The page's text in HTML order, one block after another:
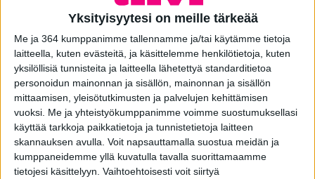
Yksityisyytesi on meille tärkeää
Me ja 364 kumppanimme tallennamme ja/tai käytämme tietoja
laitteella, kuten evästeitä, ja käsittelemme henkilötietoja, kuten
yksilöllisiä tunnisteita ja laitteella lähetettyä standarditietoa
personoidun mainonnan ja sisällön, mainonnan ja sisällön
mittaamisen, yleisötutkimusten ja palvelujen kehittämisen
vuoksi. Me ja yhteistyökumppanimme voimme suostumuksellasi
käyttää tarkkoja paikkatietoja ja tunnistetietoja laitteen
skannauksen avulla. Voit napsauttamalla suostua meidän ja
kumppaneidemme yllä kuvatulla tavalla suorittamaamme
tietojesi käsittelyyn. Vaihtoehtoisesti voit siirtyä
Puuovi 4
Tiivin Puuovissa kohtaavat puurakentamisen perinteet,
ekologinen rakenne ja tyylikäs muotoilu. Puuovet
valmistetaan mittatilaustyönä ja perinteisin puusepäntyön
menetelmin.